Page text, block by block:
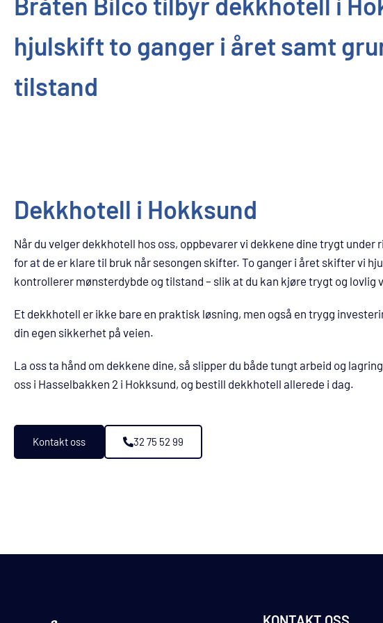
hjulskift to ganger i året samt
tilstand
Dekkhotell i Hokksund
Når du velger dekkhotell hos oss, oppbevarer vi dekkene dine trygt under
for at de er klare til bruk når sesongen skifter. To ganger i året skifter vi
kontrollerer mønsterdybde og tilstand – slik at du kan kjøre trygt og lovlig
Et dekkhotell er ikke bare en praktisk løsning, men også en trygg
din egen sikkerhet på veien.
La oss ta hånd om dekkene dine, så slipper du både tungt arbeid og
oss i Hasselbakken 2 i Hokksund, og bestill dekkhotell allerede i dag.
Kontakt oss 32 75 52 99